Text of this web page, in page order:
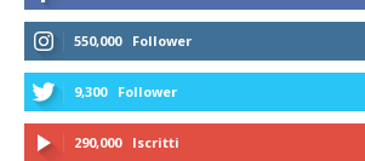
550,000 Follower
9,300 Follower
290,000 Iscritti